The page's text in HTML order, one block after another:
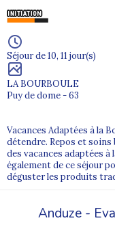
Séjour de 10, 11 jour(s)
LA BOURBOULE
Puy de dome - 63
Vacances Adaptées à la
détendre. Repos et
des vacances adaptées
également de ce séjour
déguster les produits
Anduze -